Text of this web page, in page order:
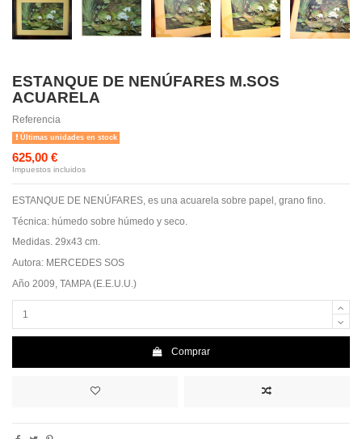
ESTANQUE DE NENÚFARES M.SOS
ACUARELA
Referencia
Últimas unidades en stock
625,00 €
Impuestos incluidos
ESTANQUE DE NENÚFARES, es una acuarela sobre papel, grano fino.
Técnica: húmedo sobre húmedo y seco.
Medidas. 29x43 cm.
Autora: MERCEDES SOS
Año 2009, TAMPA (E.E.U.U.)
Comprar